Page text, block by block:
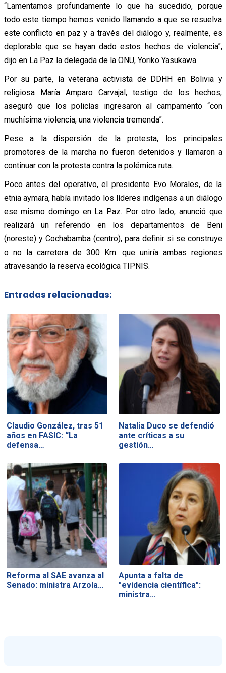
“Lamentamos profundamente lo que ha sucedido, porque
todo este tiempo hemos venido llamando a que se resuelva
este conflicto en paz y a través del diálogo y, realmente, es
deplorable que se hayan dado estos hechos de violencia”,
dijo en La Paz la delegada de la ONU, Yoriko Yasukawa.
Por su parte, la veterana activista de DDHH en Bolivia y
religiosa María Amparo Carvajal, testigo de los hechos,
aseguró que los policías ingresaron al campamento “con
muchísima violencia, una violencia tremenda”.
Pese a la dispersión de la protesta, los principales
promotores de la marcha no fueron detenidos y llamaron a
continuar con la protesta contra la polémica ruta.
Poco antes del operativo, el presidente Evo Morales, de la
etnia aymara, había invitado los líderes indígenas a un diálogo
ese mismo domingo en La Paz. Por otro lado, anunció que
realizará un referendo en los departamentos de Beni
(noreste) y Cochabamba (centro), para definir si se construye
o no la carretera de 300 Km. que uniría ambas regiones
atravesando la reserva ecológica TIPNIS.
Entradas relacionadas:
Claudio González, tras 51
años en FASIC: “La
defensa…
Natalia Duco se defendió
ante críticas a su
gestión…
Reforma al SAE avanza al
Senado: ministra Arzola…
Apunta a falta de
"evidencia científica":
ministra…